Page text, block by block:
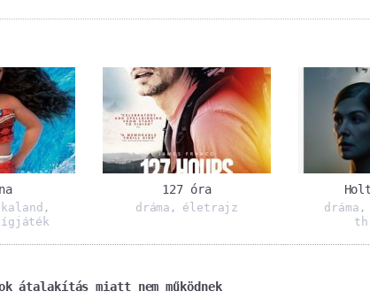
kaland ,
127 óra
dráma , életrajz dráma ,
átalakítás miatt nem működnek